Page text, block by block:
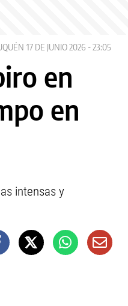
17 DE JUNIO 2026 - 23:05
en
en
intensas y